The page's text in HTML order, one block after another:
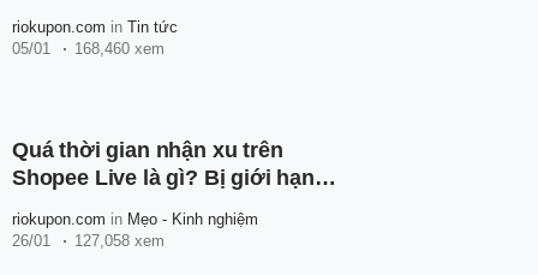
riokupon.com in Tin tức
05/01
168,460 xem
Quá thời gian nhận xu trên
Shopee Live là gì? Bị giới hạn
riokupon.com in Mẹo - Kinh nghiệm
26/01
127,058 xem